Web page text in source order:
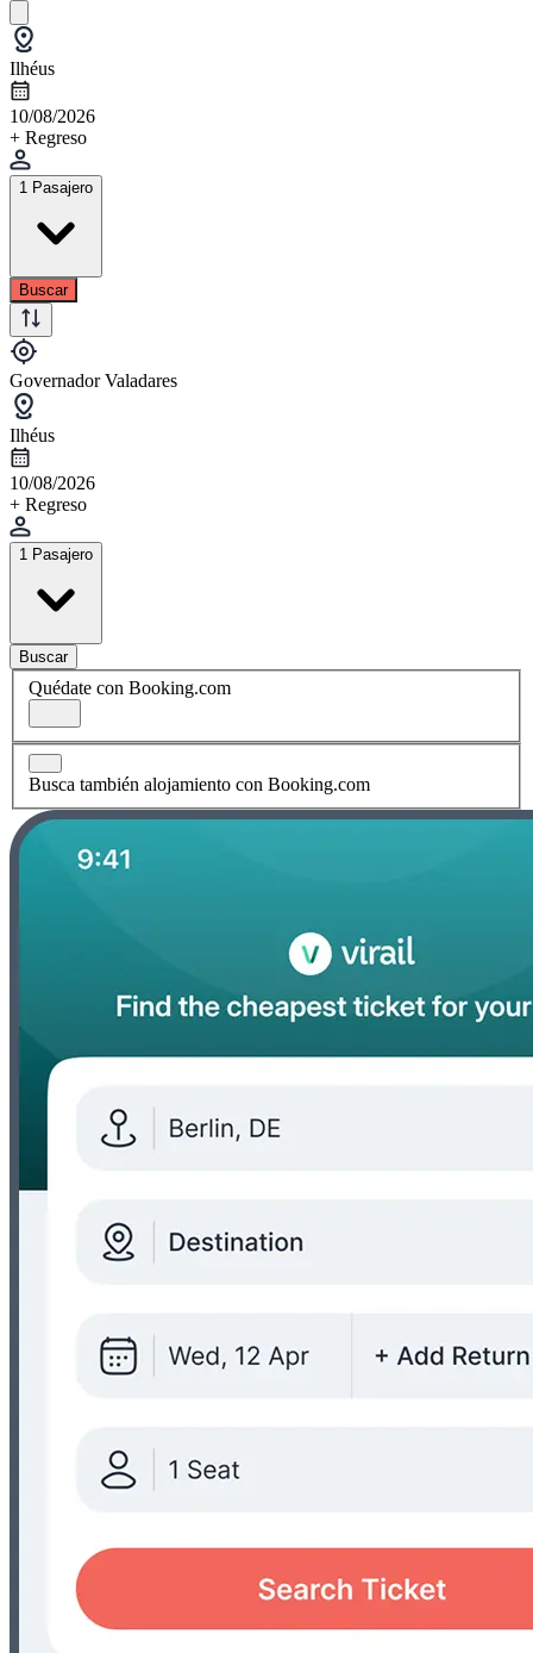
Ilhéus
10/08/2026
+ Regreso
1 Pasajero
Buscar
Governador Valadares
Ilhéus
10/08/2026
+ Regreso
1 Pasajero
Buscar
Quédate con Booking.com
Busca también alojamiento con Booking.com